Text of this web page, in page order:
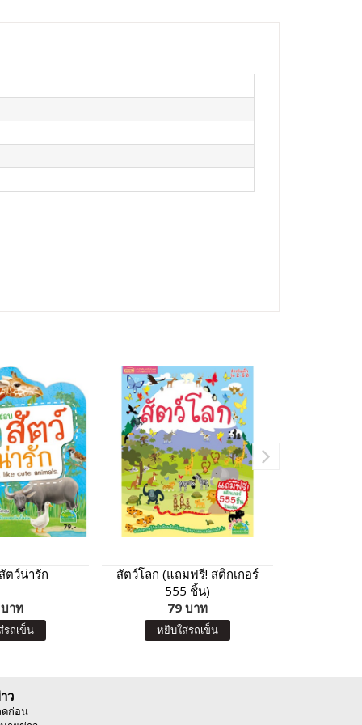
ว์น่ารัก
าท
รถเข็น
สัตว์โลก (แถมฟรี! สติกเกอร์
555 ชิ้น)
79 บาท
หยิบใส่รถเข็น
ว
ก่อน